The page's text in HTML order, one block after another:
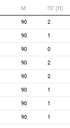
М ПГ (П)
90 2
90 1
90 0
90 2
90 2
90 1
90 1
90 1